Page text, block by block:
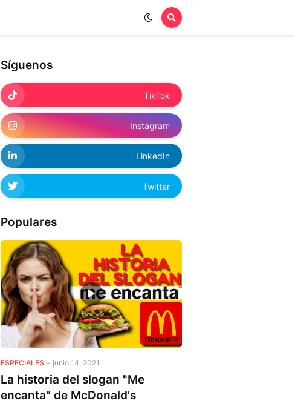
Síguenos
TikTok
Instagram
LinkedIn
Twitter
Populares
ESPECIALES - junio 14, 2021
La historia del slogan "Me
encanta" de McDonald's